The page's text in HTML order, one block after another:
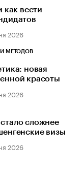
как вести
2026
МЕТОДОВ
новая
красоты
2026
сложнее
визы
2026